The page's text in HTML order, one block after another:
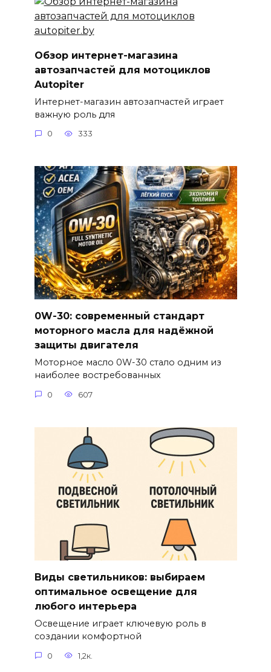
Обзор интернет-магазина
автозапчастей для мотоциклов
Autopiter
Интернет-магазин автозапчастей играет
важную роль для
0 333
0W-30: современный стандарт
моторного масла для надёжной
защиты двигателя
Моторное масло 0W-30 стало одним из
наиболее востребованных
0 607
Виды светильников: выбираем
оптимальное освещение для
любого интерьера
Освещение играет ключевую роль в
создании комфортной
0 1,2к.